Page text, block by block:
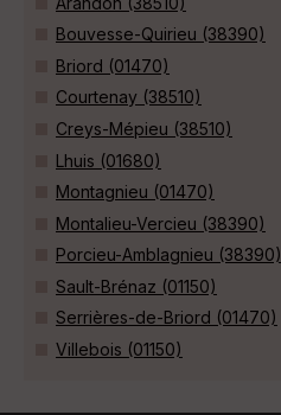
Bouvesse-Quirieu (38390)
Briord (01470)
Courtenay (38510)
Creys-Mépieu (38510)
Lhuis (01680)
Montagnieu (01470)
Montalieu-Vercieu (38390)
Porcieu-Amblagnieu (38390)
Sault-Brénaz (01150)
Serrières-de-Briord (01470)
Villebois (01150)